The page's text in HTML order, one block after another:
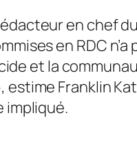
en chef
en RDC
et la
Franklin
impliqué.